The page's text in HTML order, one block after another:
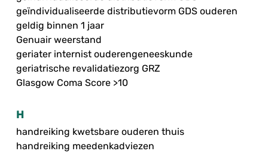
geïndividualiseerde distributievorm GDS ouderen
geldig binnen 1 jaar
Genuair weerstand
geriater internist ouderengeneeskunde
geriatrische revalidatiezorg GRZ
Glasgow Coma Score >10
H
handreiking kwetsbare ouderen thuis
handreiking meedenkadviezen